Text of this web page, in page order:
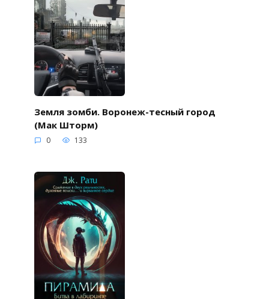
Земля зомби. Воронеж-тесный город
(Мак Шторм)
0 133